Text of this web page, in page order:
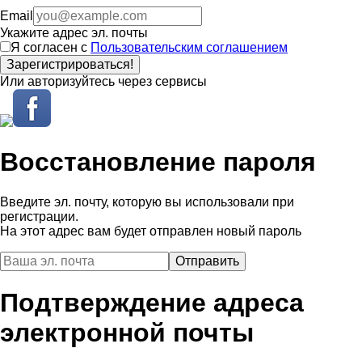
Email
Укажите адрес эл. почты
Я согласен с Пользовательским соглашением
Зарегистрироваться!
Или авторизуйтесь через сервисы
Восстановление пароля
Введите эл. почту, которую вы использовали при
регистрации.
На этот адрес вам будет отправлен новый пароль
Подтверждение адреса
электронной почты